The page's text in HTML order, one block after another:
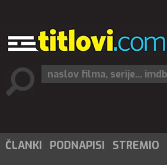
ČLANKI PODNAPISI STREMIO